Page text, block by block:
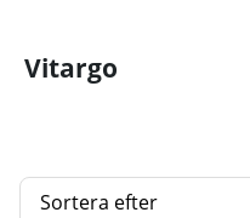
Vitargo
Sortera efter